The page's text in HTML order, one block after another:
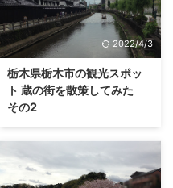
2022/4/3
栃木県栃木市の観光スポッ
ト 蔵の街を散策してみた
その2